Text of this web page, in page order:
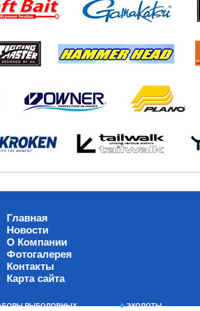
Главная
Новости
О Компании
Фотогалерея
Контакты
Карта сайта
РЫБОЛОВНЫХ
ЭХОЛОТЫ